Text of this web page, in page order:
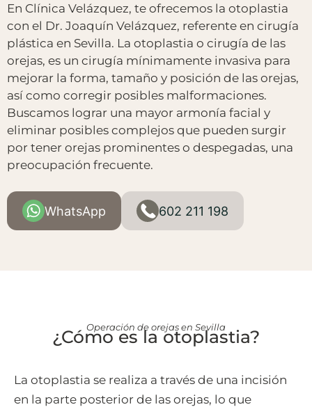
En Clínica Velázquez, te ofrecemos la otoplastia
con el Dr. Joaquín Velázquez, referente en cirugía
plástica en Sevilla. La otoplastia o cirugía de las
orejas, es un cirugía mínimamente invasiva para
mejorar la forma, tamaño y posición de las orejas,
así como corregir posibles malformaciones.
Buscamos lograr una mayor armonía facial y
eliminar posibles complejos que pueden surgir
por tener orejas prominentes o despegadas, una
preocupación frecuente.
WhatsApp 602 211 198
Operación de orejas en Sevilla
¿Cómo es la otoplastia?
La otoplastia se realiza a través de una incisión
en la parte posterior de las orejas, lo que